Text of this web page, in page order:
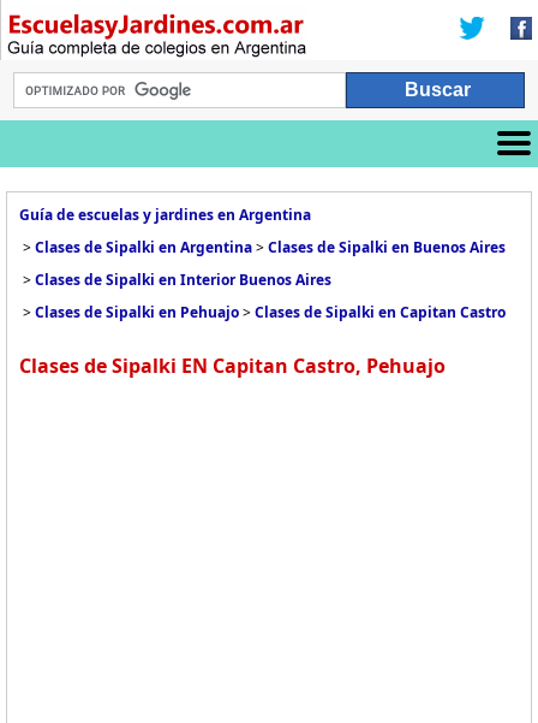
Guía de escuelas y jardines en Argentina
>Clases de Sipalki en Argentina>Clases de Sipalki en Buenos Aires
>Clases de Sipalki en Interior Buenos Aires
>Clases de Sipalki en Pehuajo>Clases de Sipalki en Capitan Castro
Clases de Sipalki EN Capitan Castro, Pehuajo